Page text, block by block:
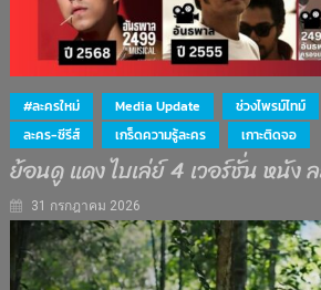
#ละครใหม่ Media Update ช่วงไพรม์ไทม์
ละคร-ซีรีส์
เกร็ดความรู้ละคร เกาะติดจอ
ย้อนดู แดง ไบเล่ย์ 4 เวอร์ชั่น หนัง
31 กรกฎาคม 2026